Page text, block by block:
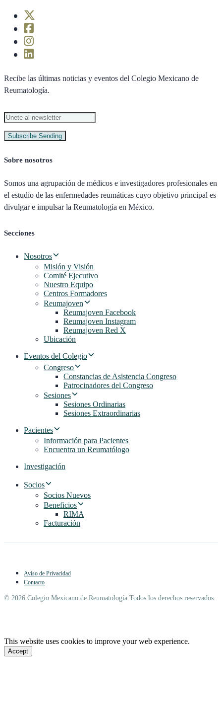
Recibe las últimas noticias y eventos del Colegio Mexicano de
Reumatología.
Subscribe Sending
Sobre nosotros
Somos una agrupación de médicos e investigadores profesionales en
el estudio de las enfermedades reumáticas cuyo objetivo principal es
divulgar e impulsar la Reumatología en México.
Secciones
Nosotros
Misión y Visión
Comité Ejecutivo
Nuestro Equipo
Centros Formadores
Reumajoven
Reumajoven Facebook
Reumajoven Instagram
Reumajoven Red X
Ubicación
Eventos del Colegio
Congreso
Constancias de Asistencia Congreso
Patrocinadores del Congreso
Sesiones
Sesiones Ordinarias
Sesiones Extraordinarias
Pacientes
Información para Pacientes
Encuentra un Reumatólogo
Investigación
Socios
Socios Nuevos
Beneficios
RIMA
Facturación
Aviso de Privacidad
Contacto
© 2026 Colegio Mexicano de Reumatología Todos los derechos reservados.
This website uses cookies to improve your web experience.
Accept